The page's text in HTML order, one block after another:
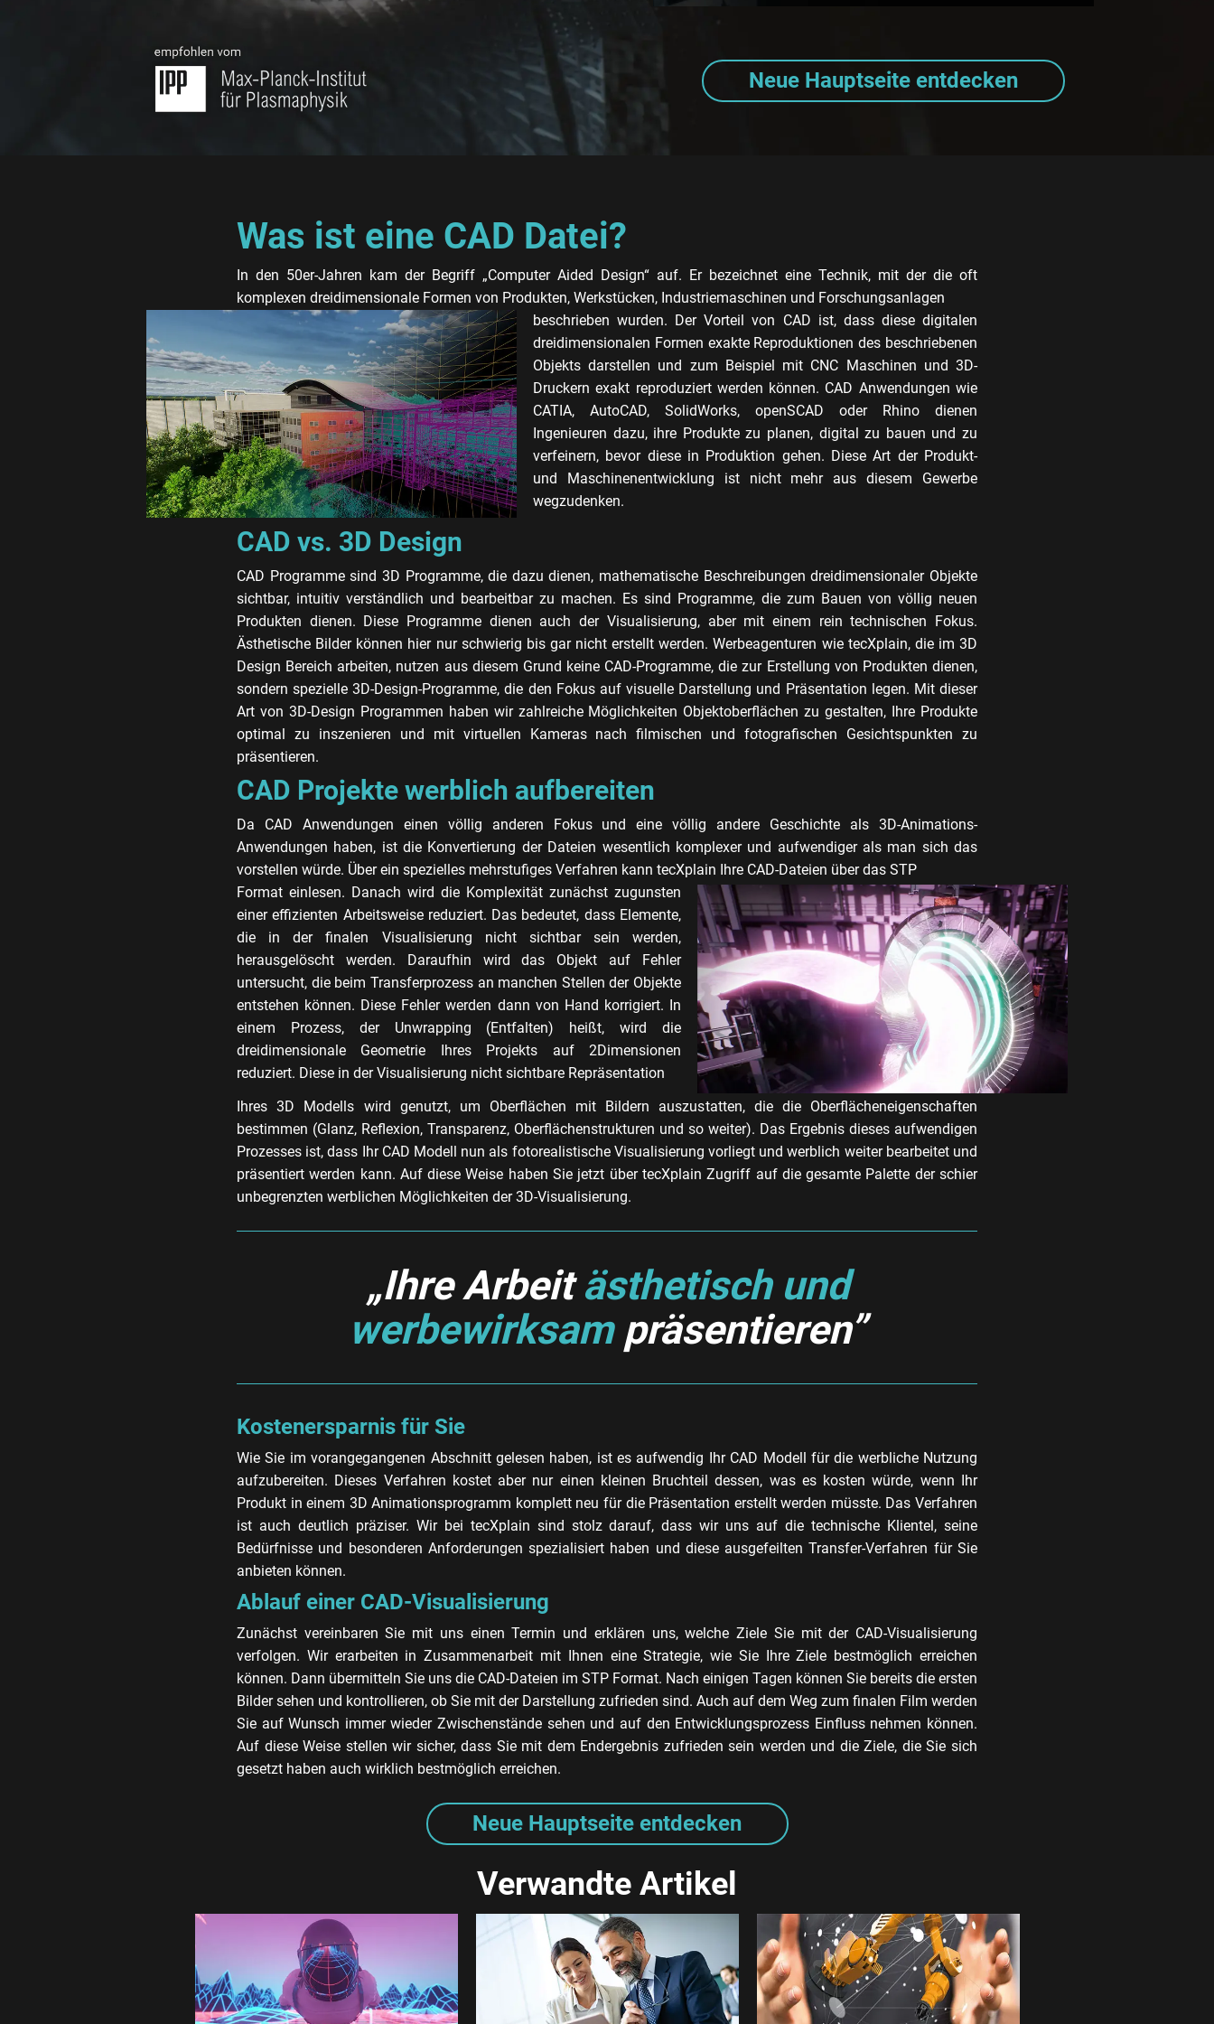
Neue Hauptseite entdecken
Was ist eine CAD Datei?
In den 50er-Jahren kam der Begriff „Computer Aided Design“ auf. Er bezeichnet eine Technik, mit der die oft
komplexen dreidimensionale Formen von Produkten, Werkstücken, Industriemaschinen und Forschungsanlagen
beschrieben wurden. Der Vorteil von CAD ist, dass diese digitalen
dreidimensionalen Formen exakte Reproduktionen des beschriebenen
Objekts darstellen und zum Beispiel mit CNC Maschinen und 3D-
Druckern exakt reproduziert werden können. CAD Anwendungen wie
CATIA, AutoCAD, SolidWorks, openSCAD oder Rhino dienen
Ingenieuren dazu, ihre Produkte zu planen, digital zu bauen und zu
verfeinern, bevor diese in Produktion gehen. Diese Art der Produkt-
und Maschinenentwicklung ist nicht mehr aus diesem Gewerbe
wegzudenken.
CAD vs. 3D Design
CAD Programme sind 3D Programme, die dazu dienen, mathematische Beschreibungen dreidimensionaler Objekte
sichtbar, intuitiv verständlich und bearbeitbar zu machen. Es sind Programme, die zum Bauen von völlig neuen
Produkten dienen. Diese Programme dienen auch der Visualisierung, aber mit einem rein technischen Fokus.
Ästhetische Bilder können hier nur schwierig bis gar nicht erstellt werden. Werbeagenturen wie tecXplain, die im 3D
Design Bereich arbeiten, nutzen aus diesem Grund keine CAD-Programme, die zur Erstellung von Produkten dienen,
sondern spezielle 3D-Design-Programme, die den Fokus auf visuelle Darstellung und Präsentation legen. Mit dieser
Art von 3D-Design Programmen haben wir zahlreiche Möglichkeiten Objektoberflächen zu gestalten, Ihre Produkte
optimal zu inszenieren und mit virtuellen Kameras nach filmischen und fotografischen Gesichtspunkten zu
präsentieren.
CAD Projekte werblich aufbereiten
Da CAD Anwendungen einen völlig anderen Fokus und eine völlig andere Geschichte als 3D-Animations-
Anwendungen haben, ist die Konvertierung der Dateien wesentlich komplexer und aufwendiger als man sich das
vorstellen würde. Über ein spezielles mehrstufiges Verfahren kann tecXplain Ihre CAD-Dateien über das STP
Format einlesen. Danach wird die Komplexität zunächst zugunsten
einer effizienten Arbeitsweise reduziert. Das bedeutet, dass Elemente,
die in der finalen Visualisierung nicht sichtbar sein werden,
herausgelöscht werden. Daraufhin wird das Objekt auf Fehler
untersucht, die beim Transferprozess an manchen Stellen der Objekte
entstehen können. Diese Fehler werden dann von Hand korrigiert. In
einem Prozess, der Unwrapping (Entfalten) heißt, wird die
dreidimensionale Geometrie Ihres Projekts auf 2Dimensionen
reduziert. Diese in der Visualisierung nicht sichtbare Repräsentation
Ihres 3D Modells wird genutzt, um Oberflächen mit Bildern auszustatten, die die Oberflächeneigenschaften
bestimmen (Glanz, Reflexion, Transparenz, Oberflächenstrukturen und so weiter). Das Ergebnis dieses aufwendigen
Prozesses ist, dass Ihr CAD Modell nun als fotorealistische Visualisierung vorliegt und werblich weiter bearbeitet und
präsentiert werden kann. Auf diese Weise haben Sie jetzt über tecXplain Zugriff auf die gesamte Palette der schier
unbegrenzten werblichen Möglichkeiten der 3D-Visualisierung.
„Ihre Arbeitästhetisch und
werbewirksampräsentieren”
Kostenersparnis für Sie
Wie Sie im vorangegangenen Abschnitt gelesen haben, ist es aufwendig Ihr CAD Modell für die werbliche Nutzung
aufzubereiten. Dieses Verfahren kostet aber nur einen kleinen Bruchteil dessen, was es kosten würde, wenn Ihr
Produkt in einem 3D Animationsprogramm komplett neu für die Präsentation erstellt werden müsste. Das Verfahren
ist auch deutlich präziser. Wir bei tecXplain sind stolz darauf, dass wir uns auf die technische Klientel, seine
Bedürfnisse und besonderen Anforderungen spezialisiert haben und diese ausgefeilten Transfer-Verfahren für Sie
anbieten können.
Ablauf einer CAD-Visualisierung
Zunächst vereinbaren Sie mit uns einen Termin und erklären uns, welche Ziele Sie mit der CAD-Visualisierung
verfolgen. Wir erarbeiten in Zusammenarbeit mit Ihnen eine Strategie, wie Sie Ihre Ziele bestmöglich erreichen
können. Dann übermitteln Sie uns die CAD-Dateien im STP Format. Nach einigen Tagen können Sie bereits die ersten
Bilder sehen und kontrollieren, ob Sie mit der Darstellung zufrieden sind. Auch auf dem Weg zum finalen Film werden
Sie auf Wunsch immer wieder Zwischenstände sehen und auf den Entwicklungsprozess Einfluss nehmen können.
Auf diese Weise stellen wir sicher, dass Sie mit dem Endergebnis zufrieden sein werden und die Ziele, die Sie sich
gesetzt haben auch wirklich bestmöglich erreichen.
Neue Hauptseite entdecken
Verwandte Artikel